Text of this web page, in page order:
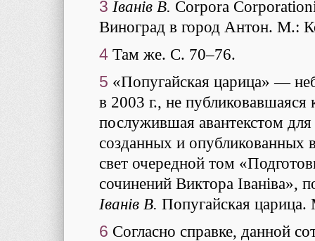
3 Iванiв В. Corpora
Виноград в город Антон. М.:
4 Там же. С. 70–76.
5 «Попугайская царица» —
в 2003 г., не публиковавшаяся
послужившая авантекстом
созданных и опубликованных
свет очередной том
сочинений Виктора Iванiва»,
Iванiв В. Попугайская
6 Согласно справке, данной